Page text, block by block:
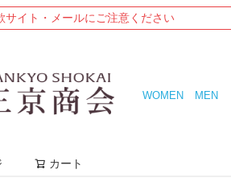
イト・メールにご注意ください
WOMEN MEN
カート